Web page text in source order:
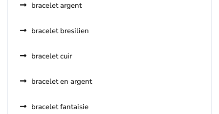
bracelet argent
bracelet bresilien
bracelet cuir
bracelet en argent
bracelet fantaisie